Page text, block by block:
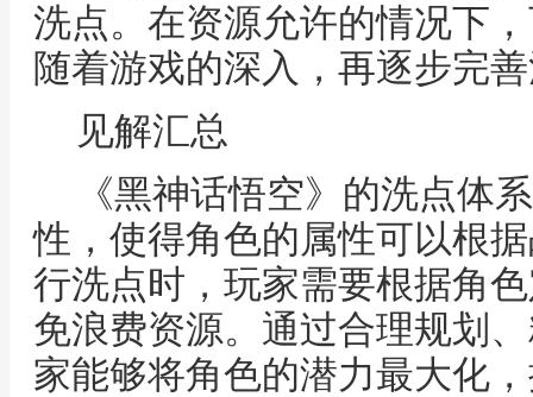
洗点。在资源允许的情况下
随着游戏的深入，再逐步完
见解汇总
《黑神话悟空》的洗点体
性，使得角色的属性可以根
行洗点时，玩家需要根据角
免浪费资源。通过合理规划
家能够将角色的潜力最大化